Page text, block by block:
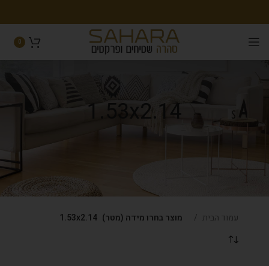
0
1.53x2.14
עמוד הבית מוצר בחרו מידה (מטר) 1.53x2.14